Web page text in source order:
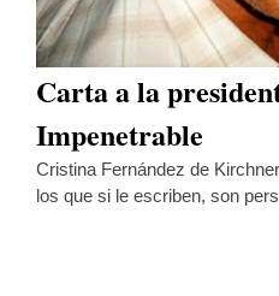
Carta a la
Impenetrable
Cristina Fernández de
los que si le escriben, son